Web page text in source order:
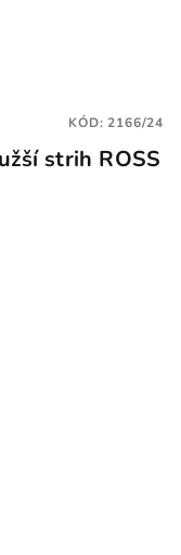
strih ROSS
KÓD:2166/24